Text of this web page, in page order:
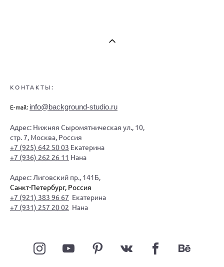
КОНТАКТЫ:
E-mail: info@background-studio.ru
Адрес: Нижняя Сыромятническая ул., 10,
стр. 7, Москва, Россия
+7 (925) 642 50 03 Екатерина
+7 (936) 262 26 11 Нана
Адрес: Лиговский пр., 141Б,
Санкт-Петербург, Россия
+7 (921) 383 96 67 Екатерина
+7 (931) 257 20 02 Нана